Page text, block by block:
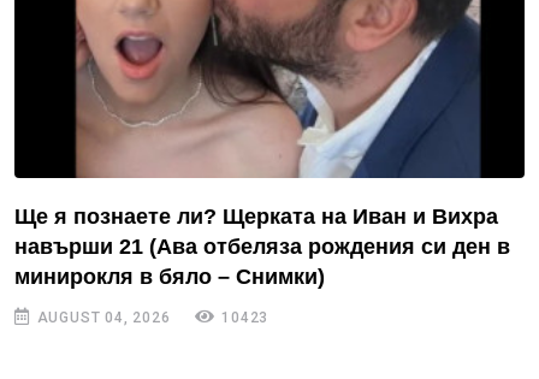
Ще я познаете ли? Щерката на Иван и Вихра
навърши 21 (Ава отбеляза рождения си ден в
минирокля в бяло – Снимки)
AUGUST 04, 2026 10423